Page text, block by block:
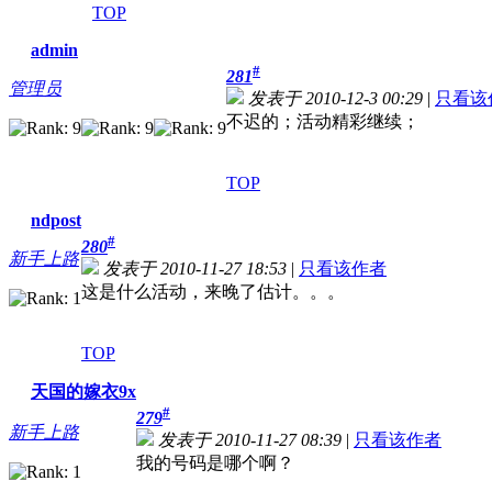
TOP
admin
管理员
281#
发表于 2010-12-3 00:29 | 只看该
不迟的；活动精彩继续；
TOP
ndpost
新手上路
280#
发表于 2010-11-27 18:53 | 只看该作者
这是什么活动，来晚了估计。。。
TOP
天国的嫁衣9x
新手上路
279#
发表于 2010-11-27 08:39 | 只看该作者
我的号码是哪个啊？